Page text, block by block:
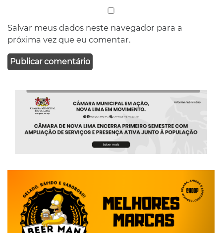
Salvar meus dados neste navegador para a
próxima vez que eu comentar.